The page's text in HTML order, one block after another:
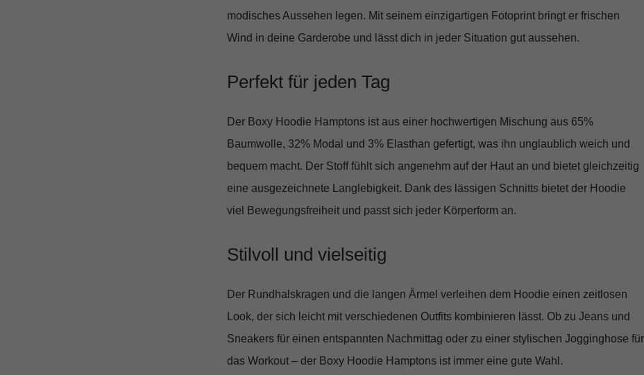
modisches Aussehen legen. Mit seinem einzigartigen Fotoprint bringt er frischen
Wind in deine Garderobe und lässt dich in jeder Situation gut aussehen.
Perfekt für jeden Tag
Der Boxy Hoodie Hamptons ist aus einer hochwertigen Mischung aus 65%
Baumwolle, 32% Modal und 3% Elasthan gefertigt, was ihn unglaublich weich und
bequem macht. Der Stoff fühlt sich angenehm auf der Haut an und bietet gleichzeitig
eine ausgezeichnete Langlebigkeit. Dank des lässigen Schnitts bietet der Hoodie
viel Bewegungsfreiheit und passt sich jeder Körperform an.
Stilvoll und vielseitig
Der Rundhalskragen und die langen Ärmel verleihen dem Hoodie einen zeitlosen
Look, der sich leicht mit verschiedenen Outfits kombinieren lässt. Ob zu Jeans und
Sneakers für einen entspannten Nachmittag oder zu einer stylischen Jogginghose für
das Workout – der Boxy Hoodie Hamptons ist immer eine gute Wahl.